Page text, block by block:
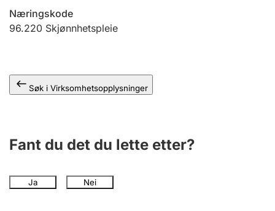
Andre tema
Næringskode
96.220 Skjønnhetspleie
Søk i Virksomhetsopplysninger
Fant du det du lette etter?
Ja Nei